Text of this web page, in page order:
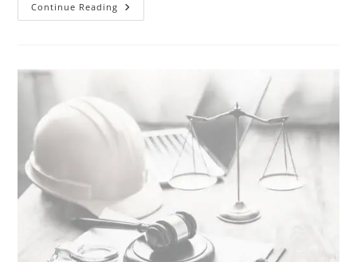
Continue Reading